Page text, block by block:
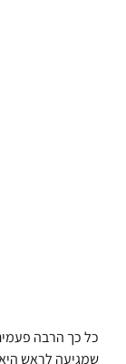
כל כך הרבה
שמגיעה לראש